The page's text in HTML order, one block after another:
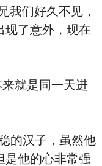
我们好久不见，
现了意外，现在
就是同一天进
汉子，虽然他
是他的心非常强